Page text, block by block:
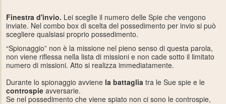
Finestra d'invio. Lei sceglie il numero delle Spie che vengono
inviate. Nel combo box di scelta del possedimento per invio si può
scegliere qualsiasi proprio possedimento.
“Spionaggio” non è la missione nel pieno senso di questa parola,
non viene riflessa nella lista di missioni e non cade sotto il limitato
numero di missioni. Atto si realizza immediatamente.
Durante lo spionaggio avviene la battagliatra le Sue spie e le
controspie avversarie.
Se nel possedimento che viene spiato non ci sono le controspie,